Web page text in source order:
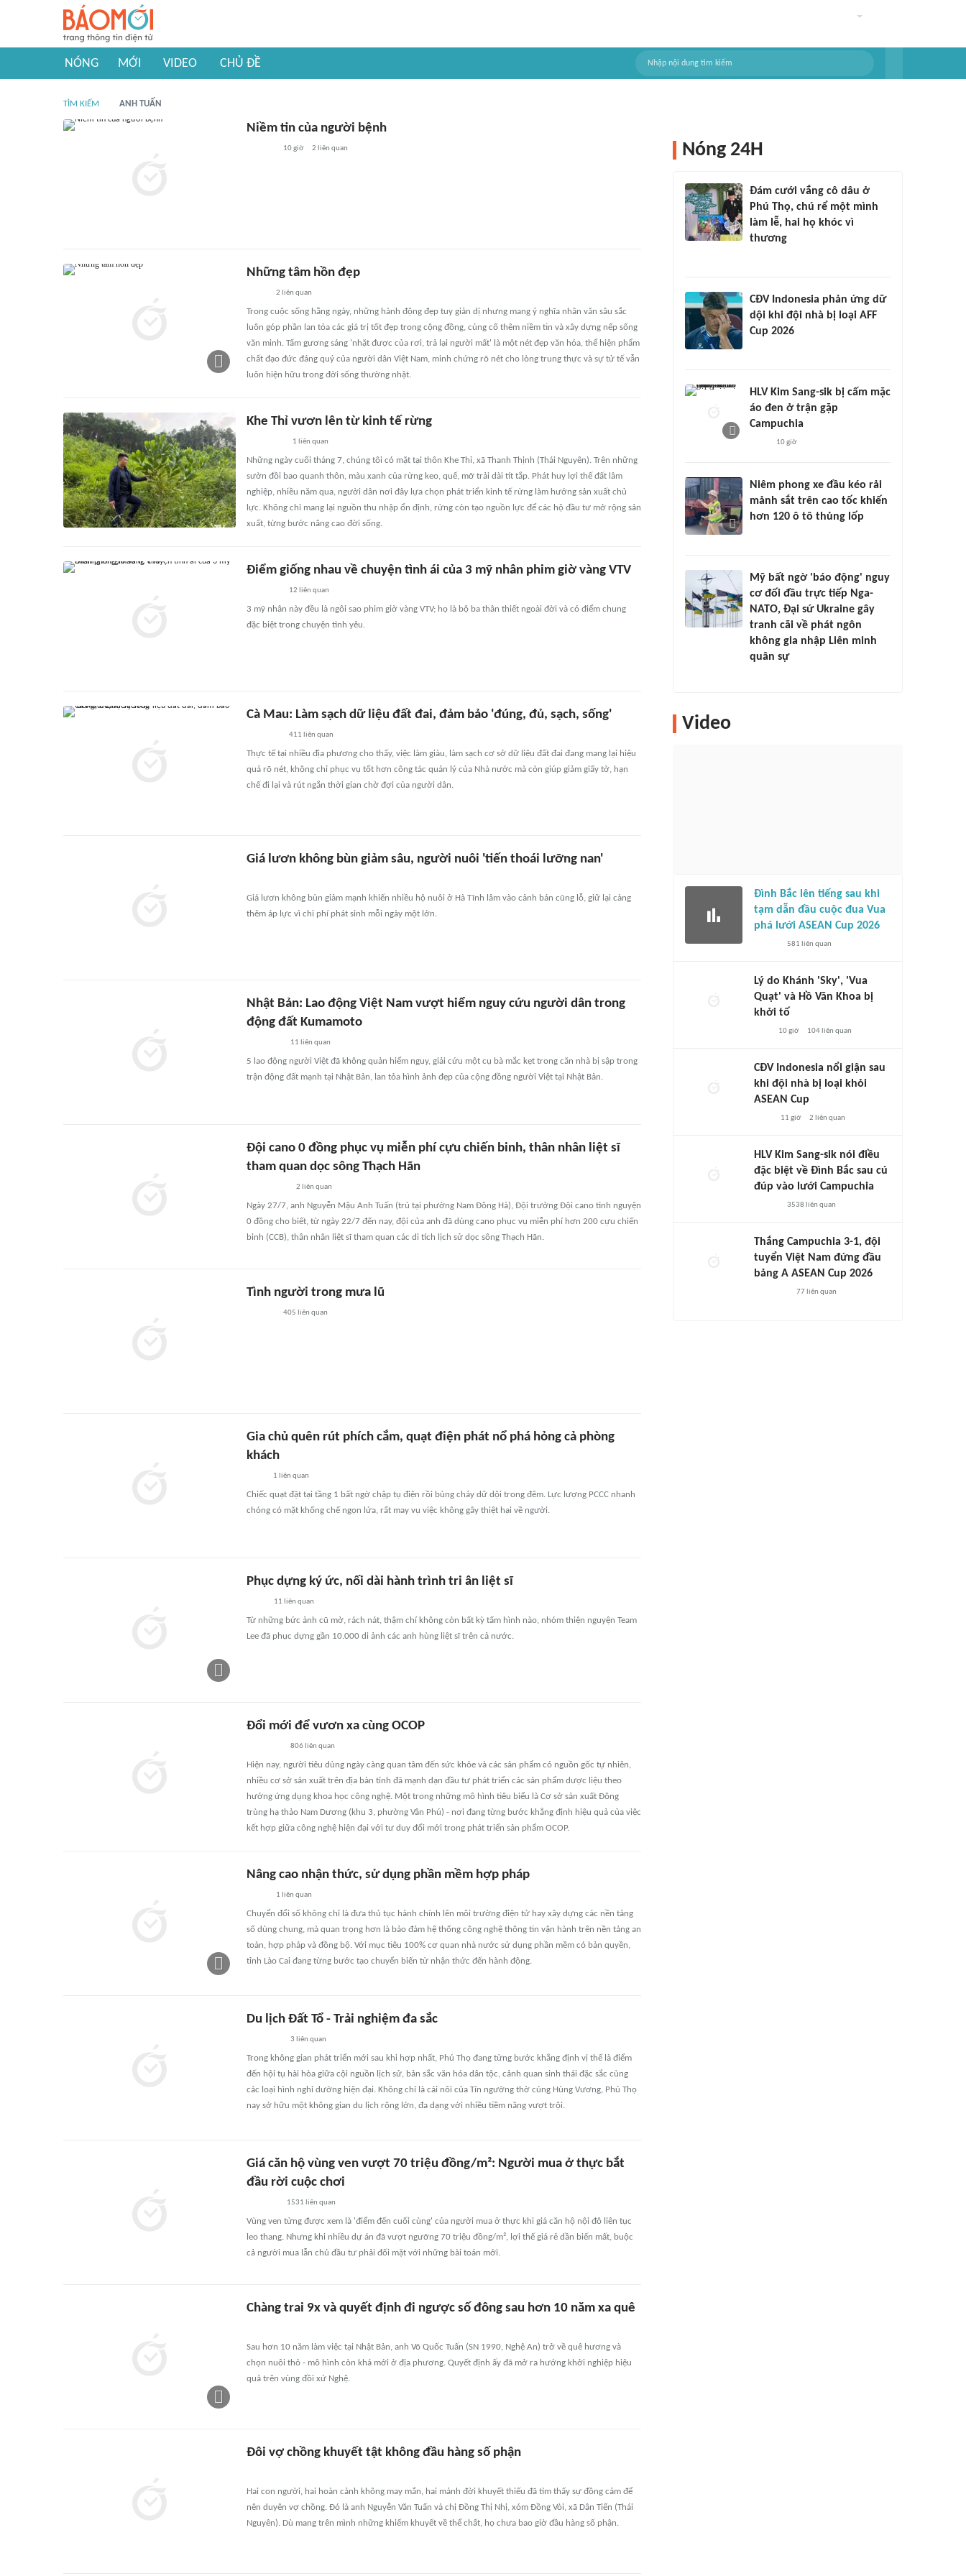
NÓNG MỚI VIDEO CHỦ ĐỀ
TÌM KIẾM ANH TUẤN
Niềm tin của người bệnh
10 giờ 2 liên quan
Những tâm hồn đẹp
2 liên quan
Trong cuộc sống hằng ngày, những hành động đẹp tuy giản dị nhưng mang ý nghĩa nhân văn sâu sắc
luôn góp phần lan tỏa các giá trị tốt đẹp trong cộng đồng, củng cố thêm niềm tin và xây dựng nếp sống
văn minh. Tấm gương sáng 'nhặt được của rơi, trả lại người mất' là một nét đẹp văn hóa, thể hiện phẩm
chất đạo đức đáng quý của người dân Việt Nam, minh chứng rõ nét cho lòng trung thực và sự tử tế vẫn
luôn hiện hữu trong đời sống thường nhật.
Khe Thỉ vươn lên từ kinh tế rừng
1 liên quan
Những ngày cuối tháng 7, chúng tôi có mặt tại thôn Khe Thỉ, xã Thanh Thịnh (Thái Nguyên). Trên những
sườn đồi bao quanh thôn, màu xanh của rừng keo, quế, mỡ trải dài tít tắp. Phát huy lợi thế đất lâm
nghiệp, nhiều năm qua, người dân nơi đây lựa chọn phát triển kinh tế rừng làm hướng sản xuất chủ
lực. Không chỉ mang lại nguồn thu nhập ổn định, rừng còn tạo nguồn lực để các hộ đầu tư mở rộng sản
xuất, từng bước nâng cao đời sống.
Điểm giống nhau về chuyện tình ái của 3 mỹ nhân phim giờ vàng VTV
12 liên quan
3 mỹ nhân này đều là ngôi sao phim giờ vàng VTV; họ là bộ ba thân thiết ngoài đời và có điểm chung
đặc biệt trong chuyện tình yêu.
Cà Mau: Làm sạch dữ liệu đất đai, đảm bảo 'đúng, đủ, sạch, sống'
411 liên quan
Thực tế tại nhiều địa phương cho thấy, việc làm giàu, làm sạch cơ sở dữ liệu đất đai đang mang lại hiệu
quả rõ nét, không chỉ phục vụ tốt hơn công tác quản lý của Nhà nước mà còn giúp giảm giấy tờ, hạn
chế đi lại và rút ngắn thời gian chờ đợi của người dân.
Giá lươn không bùn giảm sâu, người nuôi 'tiến thoái lưỡng nan'
Giá lươn không bùn giảm mạnh khiến nhiều hộ nuôi ở Hà Tĩnh lâm vào cảnh bán cũng lỗ, giữ lại càng
thêm áp lực vì chi phí phát sinh mỗi ngày một lớn.
Nhật Bản: Lao động Việt Nam vượt hiểm nguy cứu người dân trong
động đất Kumamoto
11 liên quan
5 lao động người Việt đã không quản hiểm nguy, giải cứu một cụ bà mắc kẹt trong căn nhà bị sập trong
trận động đất mạnh tại Nhật Bản, lan tỏa hình ảnh đẹp của cộng đồng người Việt tại Nhật Bản.
Đội cano 0 đồng phục vụ miễn phí cựu chiến binh, thân nhân liệt sĩ
tham quan dọc sông Thạch Hãn
2 liên quan
Ngày 27/7, anh Nguyễn Mậu Anh Tuấn (trú tại phường Nam Đông Hà), Đội trưởng Đội cano tình nguyện
0 đồng cho biết, từ ngày 22/7 đến nay, đội của anh đã dùng cano phục vụ miễn phí hơn 200 cựu chiến
binh (CCB), thân nhân liệt sĩ tham quan các di tích lịch sử dọc sông Thạch Hãn.
Tình người trong mưa lũ
405 liên quan
Gia chủ quên rút phích cắm, quạt điện phát nổ phá hỏng cả phòng
khách
1 liên quan
Chiếc quạt đặt tại tầng 1 bất ngờ chập tụ điện rồi bùng cháy dữ dội trong đêm. Lực lượng PCCC nhanh
chóng có mặt khống chế ngọn lửa, rất may vụ việc không gây thiệt hại về người.
Phục dựng ký ức, nối dài hành trình tri ân liệt sĩ
11 liên quan
Từ những bức ảnh cũ mờ, rách nát, thậm chí không còn bất kỳ tấm hình nào, nhóm thiện nguyện Team
Lee đã phục dựng gần 10.000 di ảnh các anh hùng liệt sĩ trên cả nước.
Đổi mới để vươn xa cùng OCOP
806 liên quan
Hiện nay, người tiêu dùng ngày càng quan tâm đến sức khỏe và các sản phẩm có nguồn gốc tự nhiên,
nhiều cơ sở sản xuất trên địa bàn tỉnh đã mạnh dạn đầu tư phát triển các sản phẩm dược liệu theo
hướng ứng dụng khoa học công nghệ. Một trong những mô hình tiêu biểu là Cơ sở sản xuất Đông
trùng hạ thảo Nam Dương (khu 3, phường Vân Phú) - nơi đang từng bước khẳng định hiệu quả của việc
kết hợp giữa công nghệ hiện đại với tư duy đổi mới trong phát triển sản phẩm OCOP.
Nâng cao nhận thức, sử dụng phần mềm hợp pháp
1 liên quan
Chuyển đổi số không chỉ là đưa thủ tục hành chính lên môi trường điện tử hay xây dựng các nền tảng
số dùng chung, mà quan trọng hơn là bảo đảm hệ thống công nghệ thông tin vận hành trên nền tảng an
toàn, hợp pháp và đồng bộ. Với mục tiêu 100% cơ quan nhà nước sử dụng phần mềm có bản quyền,
tỉnh Lào Cai đang từng bước tạo chuyển biến từ nhận thức đến hành động.
Du lịch Đất Tổ - Trải nghiệm đa sắc
3 liên quan
Trong không gian phát triển mới sau khi hợp nhất, Phú Thọ đang từng bước khẳng định vị thế là điểm
đến hội tụ hài hòa giữa cội nguồn lịch sử, bản sắc văn hóa dân tộc, cảnh quan sinh thái đặc sắc cùng
các loại hình nghỉ dưỡng hiện đại. Không chỉ là cái nôi của Tín ngưỡng thờ cúng Hùng Vương, Phú Thọ
nay sở hữu một không gian du lịch rộng lớn, đa dạng với nhiều tiềm năng vượt trội.
Giá căn hộ vùng ven vượt 70 triệu đồng/m²: Người mua ở thực bắt
đầu rời cuộc chơi
1531 liên quan
Vùng ven từng được xem là 'điểm đến cuối cùng' của người mua ở thực khi giá căn hộ nội đô liên tục
leo thang. Nhưng khi nhiều dự án đã vượt ngưỡng 70 triệu đồng/m², lợi thế giá rẻ dần biến mất, buộc
cả người mua lẫn chủ đầu tư phải đối mặt với những bài toán mới.
Chàng trai 9x và quyết định đi ngược số đông sau hơn 10 năm xa quê
Sau hơn 10 năm làm việc tại Nhật Bản, anh Võ Quốc Tuấn (SN 1990, Nghệ An) trở về quê hương và
chọn nuôi thỏ - mô hình còn khá mới ở địa phương. Quyết định ấy đã mở ra hướng khởi nghiệp hiệu
quả trên vùng đồi xứ Nghệ.
Đôi vợ chồng khuyết tật không đầu hàng số phận
Hai con người, hai hoàn cảnh không may mắn, hai mảnh đời khuyết thiếu đã tìm thấy sự đồng cảm để
nên duyên vợ chồng. Đó là anh Nguyễn Văn Tuấn và chị Đồng Thị Nhị, xóm Đồng Vòi, xã Dân Tiến (Thái
Nguyên). Dù mang trên mình những khiếm khuyết về thể chất, họ chưa bao giờ đầu hàng số phận.
Nóng 24H
Đám cưới vắng cô dâu ở
Phú Thọ, chú rể một mình
làm lễ, hai họ khóc vì
thương
CĐV Indonesia phản ứng dữ
dội khi đội nhà bị loại AFF
Cup 2026
HLV Kim Sang-sik bị cấm mặc
áo đen ở trận gặp
Campuchia
10 giờ
Niêm phong xe đầu kéo rải
mảnh sắt trên cao tốc khiến
hơn 120 ô tô thủng lốp
Mỹ bất ngờ 'báo động' nguy
cơ đối đầu trực tiếp Nga-
NATO, Đại sứ Ukraine gây
tranh cãi về phát ngôn
không gia nhập Liên minh
quân sự
Video
Đình Bắc lên tiếng sau khi
tạm dẫn đầu cuộc đua Vua
phá lưới ASEAN Cup 2026
581 liên quan
Lý do Khánh 'Sky', 'Vua
Quạt' và Hồ Văn Khoa bị
khởi tố
10 giờ 104liên quan
CĐV Indonesia nổi giận sau
khi đội nhà bị loại khỏi
ASEAN Cup
11 giờ 2 liên quan
HLV Kim Sang-sik nói điều
đặc biệt về Đình Bắc sau cú
đúp vào lưới Campuchia
3538 liên quan
Thắng Campuchia 3-1, đội
tuyển Việt Nam đứng đầu
bảng A ASEAN Cup 2026
77liên quan